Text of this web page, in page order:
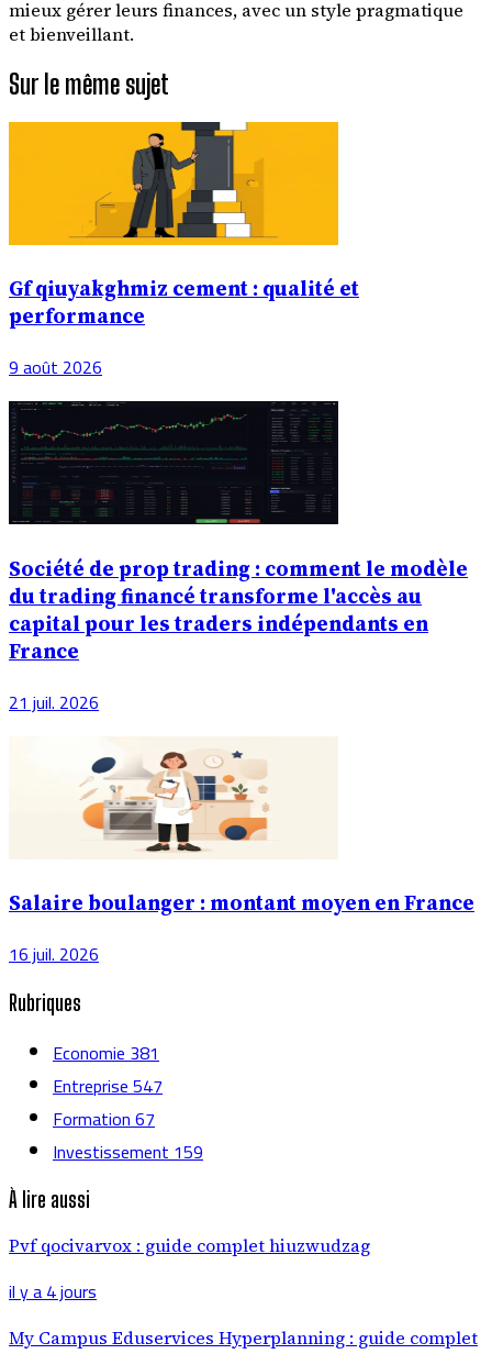
mieux gérer leurs finances, avec un style pragmatique
et bienveillant.
Sur le même sujet
Gf qiuyakghmiz cement : qualité et
performance
9 août 2026
Société de prop trading : comment le modèle
du trading financé transforme l'accès au
capital pour les traders indépendants en
France
21 juil. 2026
Salaire boulanger : montant moyen en France
16 juil. 2026
Rubriques
Economie381
Entreprise547
Formation67
Investissement159
À lire aussi
Pvf qocivarvox : guide complet hiuzwudzag
il y a 4 jours
My Campus Eduservices Hyperplanning : guide complet